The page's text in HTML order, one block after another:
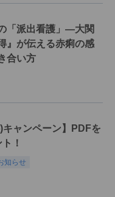
「派出看護」―大関
』が伝える赤痢の感
合い方
キャンペーン】PDFを
！
知らせ